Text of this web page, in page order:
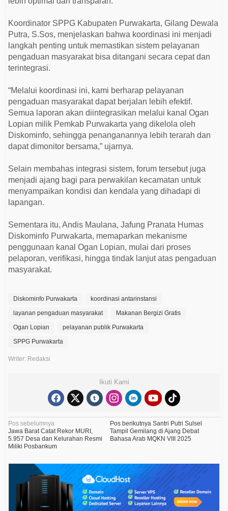
n
a
y
a
n
a
n
g
d
u
n
P
o
r
a
m
M
B
Koordinator SPPG Kabupaten Purwakarta, Gilang Dewala
Putra, S.Sos, menjelaskan bahwa koordinasi ini menjadi
langkah penting untuk memastikan sistem pelayanan
pengaduan masyarakat bisa ditangani secara cepat dan
terintegrasi.
“Melalui koordinasi ini, kami berharap pelayanan
pengaduan masyarakat dapat berjalan lebih efektif.
Semua laporan akan diintegrasikan melalui kanal Ogan
Lopian milik Pemkab Purwakarta yang dikelola oleh
Diskominfo, sehingga penanganannya lebih terarah dan
dapat dimonitor bersama,” ujarnya.
Selain membahas integrasi sistem, forum tersebut juga
menjadi ajang bagi para perwakilan kecamatan untuk
menyampaikan kondisi dan kendala yang dihadapi di
lapangan.
Sementara itu, Andis Maulana, Jafung Pranata Humas
Diskominfo Purwakarta, memaparkan mekanisme
penggunaan kanal Ogan Lopian, mulai dari proses
pelaporan, verifikasi, hingga tindak lanjut atas pengaduan
masyarakat.
Diskominfo Purwakarta
koordinasi antarinstansi
layanan pengaduan masyarakat
Makanan Bergizi Gratis
Ogan Lopian
pelayanan publik Purwakarta
SPPG Purwakarta
Writer: Redaksi
Ikuti Kami
N
a
v
i
Pos sebelumnya
Jawa Barat Catat Rekor MURI,
5.957 Desa dan Kelurahan Resmi
Miliki Posbankum
Pos berikutnyaSantri Putri Sulsel
Tampil Gemilang di Ajang Debat
Bahasa Arab MQKN VIII 2025